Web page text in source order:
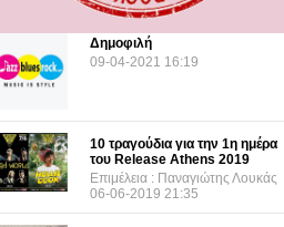
Δημοφιλή
09-04-2021 16:19
10 τραγούδια για την 1η ημέρα
του Release Athens 2019
Επιμέλεια : Παναγιώτης Λουκάς
06-06-2019 21:35